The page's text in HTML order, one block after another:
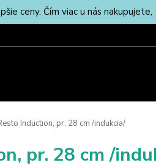
ceny. Čím viac u nás
Induction, pr. 28 cm /indukcia/
pr. 28 cm /